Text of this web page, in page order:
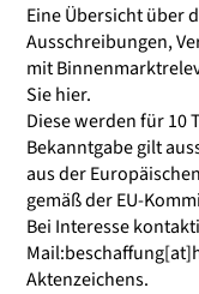
Eine Übersicht über
Ausschreibungen,
mit
Sie hier.
Diese werden für 10
Bekanntgabe gilt
aus der
gemäß der EU-
Bei Interesse
Aktenzeichens.